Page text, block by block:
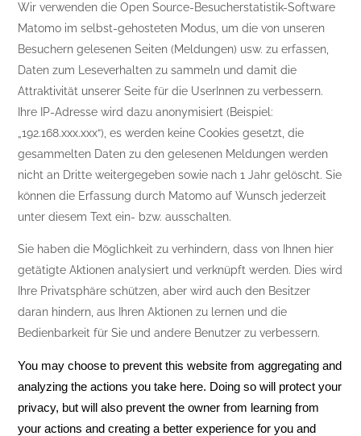
Wir verwenden die Open Source-Besucherstatistik-Software
Matomo im selbst-gehosteten Modus, um die von unseren
Besuchern gelesenen Seiten (Meldungen) usw. zu erfassen,
Daten zum Leseverhalten zu sammeln und damit die
Attraktivität unserer Seite für die UserInnen zu verbessern.
Ihre IP-Adresse wird dazu anonymisiert (Beispiel:
„192.168.xxx.xxx“), es werden keine Cookies gesetzt, die
gesammelten Daten zu den gelesenen Meldungen werden
nicht an Dritte weitergegeben sowie nach 1 Jahr gelöscht. Sie
können die Erfassung durch Matomo auf Wunsch jederzeit
unter diesem Text ein- bzw. ausschalten.
Sie haben die Möglichkeit zu verhindern, dass von Ihnen hier
getätigte Aktionen analysiert und verknüpft werden. Dies wird
Ihre Privatsphäre schützen, aber wird auch den Besitzer
daran hindern, aus Ihren Aktionen zu lernen und die
Bedienbarkeit für Sie und andere Benutzer zu verbessern.
You may choose to prevent this website from aggregating and
analyzing the actions you take here. Doing so will protect your
privacy, but will also prevent the owner from learning from
your actions and creating a better experience for you and